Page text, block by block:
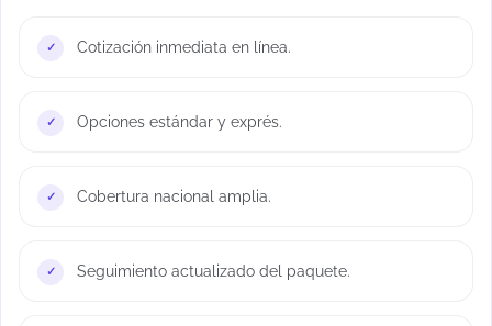
Cotización inmediata en línea.
Opciones estándar y exprés.
Cobertura nacional amplia.
Seguimiento actualizado del paquete.